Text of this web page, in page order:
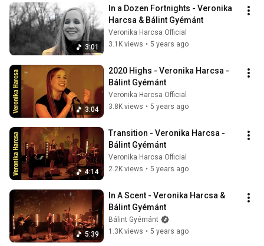
3:01
In a Dozen Fortnights - Veronika
Harcsa & Bálint Gyémánt
Veronika Harcsa Official
3.1K views • 5 years ago
3:04
2020 Highs - Veronika Harcsa -
Bálint Gyémánt
Veronika Harcsa Official
3.8K views • 5 years ago
4:14
Transition - Veronika Harcsa -
Bálint Gyémánt
Veronika Harcsa Official
2.2K views • 5 years ago
5:39
In A Scent - Veronika Harcsa &
Bálint Gyémánt
Bálint Gyémánt
1.3K views • 5 years ago